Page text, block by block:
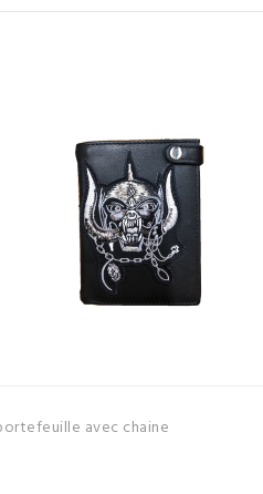
avec chaine